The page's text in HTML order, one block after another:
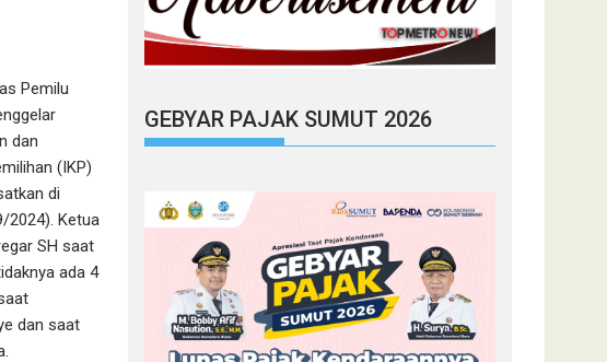
Pemilu
dan
(IKP)
di
2024). Ketua
SH saat
ada 4
dan saat
GEBYAR PAJAK SUMUT 2026